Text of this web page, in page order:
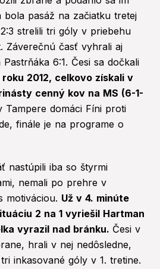
pasáž na začiatku tretej
strelili tri góly v priebehu
Záverečnú časť vyhrali aj
6:1. Česi sa dočkali
2012, celkovo získali v
cenný kov na MS (6-1-
Tampere domáci Fíni proti
finále je na programe o
nastúpili iba so štyrmi
nemali po prehre v
motiváciou. Už v 4. minúte
2 na 1 vyriešil Hartman
vyrazil nad bránku. Česi v
hrali v nej nedôsledne,
inkasované góly v 1. tretine.